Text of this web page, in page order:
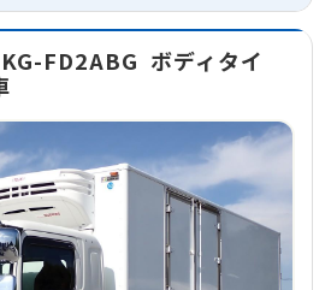
FD2ABG ボディタイ